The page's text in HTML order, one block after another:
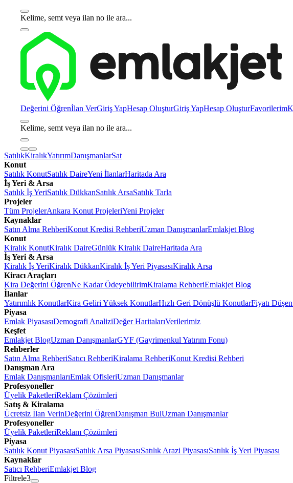
Kelime, semt veya ilan no ile ara...
Değerini Öğrenİlan VerGiriş YapHesap OluşturGiriş YapHesap OluşturFavorilerim
Kelime, semt veya ilan no ile ara...
SatılıkKiralıkYatırımDanışmanlarSat
Konut
Satılık KonutSatılık DaireYeni İlanlarHaritada Ara
İş Yeri & Arsa
Satılık İş YeriSatılık DükkanSatılık ArsaSatılık Tarla
Projeler
Tüm ProjelerAnkara Konut ProjeleriYeni Projeler
Kaynaklar
Satın Alma RehberiKonut Kredisi RehberiUzman DanışmanlarEmlakjet Blog
Konut
Kiralık KonutKiralık DaireGünlük Kiralık DaireHaritada Ara
İş Yeri & Arsa
Kiralık İş YeriKiralık DükkanKiralık İş Yeri PiyasasıKiralık Arsa
Kiracı Araçları
Kira Değerini ÖğrenNe Kadar ÖdeyebilirimKiralama RehberiEmlakjet Blog
İlanlar
Yatırımlık KonutlarKira Geliri Yüksek KonutlarHızlı Geri Dönüşlü KonutlarFiyatı
Piyasa
Emlak PiyasasıDemografi AnaliziDeğer HaritalarıVerilerimiz
Keşfet
Emlakjet BlogUzman DanışmanlarGYF (Gayrimenkul Yatırım Fonu)
Rehberler
Satın Alma RehberiSatıcı RehberiKiralama RehberiKonut Kredisi Rehberi
Danışman Ara
Emlak DanışmanlarıEmlak OfisleriUzman Danışmanlar
Profesyoneller
Üyelik PaketleriReklam Çözümleri
Satış & Kiralama
Ücretsiz İlan VerinDeğerini ÖğrenDanışman BulUzman Danışmanlar
Profesyoneller
Üyelik PaketleriReklam Çözümleri
Piyasa
Satılık Konut PiyasasıSatılık Arsa PiyasasıSatılık Arazi PiyasasıSatılık İş Yeri Piyasası
Kaynaklar
Satıcı RehberiEmlakjet Blog
Filtrele3